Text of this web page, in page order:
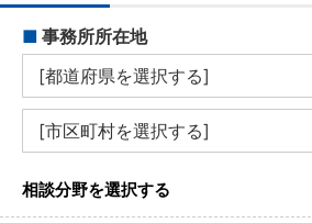
■ 事務所所在地
相談分野を選択する